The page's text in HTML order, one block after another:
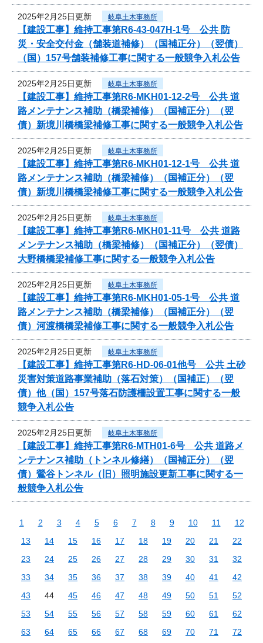
2025年2月25日更新 岐阜土木事務所
【建設工事】維持工事第R6-43-047H-1号 公共 防
災・安全交付金（舗装道補修）（国補正分）（翌債）
（国）157号舗装補修工事に関する一般競争入札公告
2025年2月25日更新 岐阜土木事務所
【建設工事】維持工事第R6-MKH01-12-2号 公共 道
路メンテナンス補助（橋梁補修）（国補正分）（翌
債）新境川橋橋梁補修工事に関する一般競争入札公告
2025年2月25日更新 岐阜土木事務所
【建設工事】維持工事第R6-MKH01-12-1号 公共 道
路メンテナンス補助（橋梁補修）（国補正分）（翌
債）新境川橋橋梁補修工事に関する一般競争入札公告
2025年2月25日更新 岐阜土木事務所
【建設工事】維持工事第R6-MKH01-11号 公共 道路
メンテナンス補助（橋梁補修）（国補正分）（翌債）
大野橋橋梁補修工事に関する一般競争入札公告
2025年2月25日更新 岐阜土木事務所
【建設工事】維持工事第R6-MKH01-05-1号 公共 道
路メンテナンス補助（橋梁補修）（国補正分）（翌
債）河渡橋橋梁補修工事に関する一般競争入札公告
2025年2月25日更新 岐阜土木事務所
【建設工事】維持工事第R6-HD-06-01他号 公共 土砂
災害対策道路事業補助（落石対策）（国補正）（翌
債）他（国）157号落石防護柵設置工事に関する一般
競争入札公告
2025年2月25日更新 岐阜土木事務所
【建設工事】維持工事第R6-MTH01-6号 公共 道路メ
ンテナンス補助（トンネル修繕）（国補正分）（翌
債）鶯谷トンネル（旧）照明施設更新工事に関する一
般競争入札公告
1 2 3 4 5 6 7 8 9 10 11
12
13
14 15 16 17 18 19 20 21
22
23
24 25 26 27 28 29 30 31
32
33
34 35 36 37 38 39 40 41
42
43
44 45 46 47 48 49 50 51
52
53
54 55 56 57 58 59 60 61
62
63
64 65 66 67 68 69 70 71
72